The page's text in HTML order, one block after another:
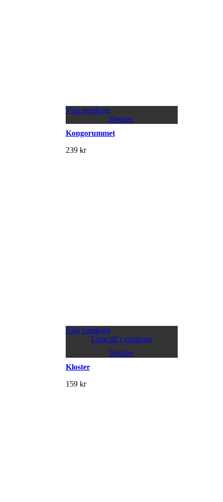
Visa varukorg
Detaljer
Kongorummet
239 kr
Visa varukorg
Lägg till i varukorg
Detaljer
Kloster
159 kr